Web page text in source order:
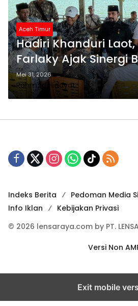
Aceh Timur
Hadiri Khanduri
Farlaky Ajak Sinergi
Timur Berbasis
Mei 31, 2026
Rahmad Hidayat
Indeks Berita Pedoman Media
Info Iklan
Kebijakan Privasi
© 2026 lensaraya.com by PT. LENSA
Versi Non
Exit mobile